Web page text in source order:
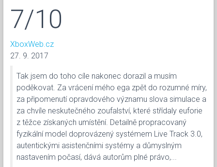
7/10
XboxWeb.cz
27. 9. 2017
Tak jsem do toho cíle nakonec dorazil a musím
poděkovat. Za vrácení mého ega zpět do rozumné míry,
za připomenutí opravdového významu slova simulace a
za chvíle neskutečného zoufalství, které střídaly euforie
z těžce získaných umístění. Detailně propracovaný
fyzikální model doprovázený systémem Live Track 3.0,
autentickými asistenčními systémy a důmyslným
nastavením počasí, dává autorům plné právo,...